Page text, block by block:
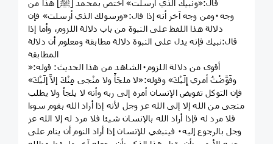
قال:«ونبيك الذي أرسلت» اختص بمحمد [ﷺ] هذا من
وجه٠ومن وجه آخر أنه إذا قال:«ورسولك الذي أرسلت» فإن
دلالة هذا اللفظ على النبوة من باب دلالة اللزوم، وأما إذا
قال:نبيك فإنه يدل على النبوة دلالة مطابقة ومعلوم أن دلالة
المطابقة
أقوى من دلالة اللزوم٠الشاهد من هذا الحديث: قوله:«
وفَوَّضْتُ أمري إِلَيْكَ» وقوله:«لا ملجَأَ ولا منْجى مِنْكَ إلاَّ إلَيْكَ»
فإن التوكل تفويض الإنسان أمره إلى ربه وأنه لا يلجأ ولا يطلب
منجى من الله إلا إلى الله عز وجل لأنه إذا أراد الله بقوم سوءا
فلا مرد له فإذا أراد الله بالإنسان شيئا فلا مرد له إلا الله عز
وجل بالرجوع إليه٠ فينبغي للإنسان إذا أراد النوم أن ينام على